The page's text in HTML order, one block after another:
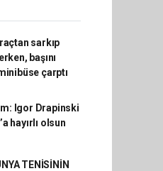
sarkıp
başını
çarptı
Igor Drapinski
hayırlı olsun
TENİSİNİN